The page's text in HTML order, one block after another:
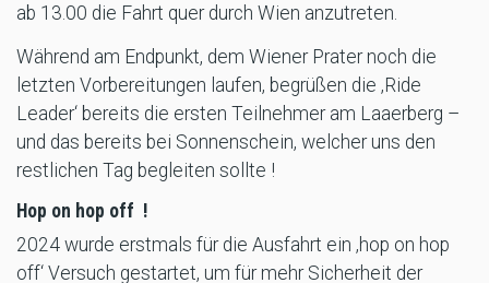
ab 13.00 die Fahrt quer durch Wien anzutreten.
Während am Endpunkt, dem Wiener Prater noch die
letzten Vorbereitungen laufen, begrüßen die ‚Ride
Leader‘ bereits die ersten Teilnehmer am Laaerberg –
und das bereits bei Sonnenschein, welcher uns den
restlichen Tag begleiten sollte !
Hop on hop off !
2024 wurde erstmals für die Ausfahrt ein ‚hop on hop
off‘ Versuch gestartet, um für mehr Sicherheit der